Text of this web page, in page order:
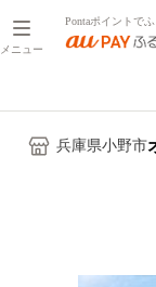
メニュー
Pontaポイントで
兵庫県小野市